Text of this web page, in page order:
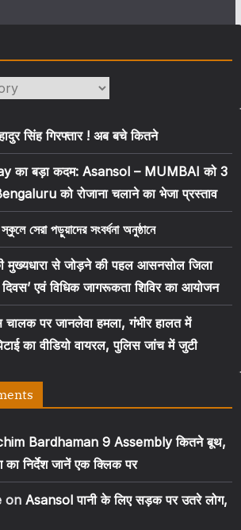
सिंह गिरफ्तार ! अब बचे कितने
का बड़ा कदम: Asansol – MUMBAI को 3
को रोजाना चलाने का भेजा प्रस्ताव
সেরা পড়ুয়াদের সংবর্ধনা অনুষ্ঠানে
मुख्यधारा से जोड़ने की पहल आसनसोल जिला
दिवस’ एवं विधिक जागरूकता शिविर का आयोजन
चालक पर जानलेवा हमला, गंभीर हालत में
का वीडियो वायरल, पुलिस जांच में जुटी
Bardhaman 9 Assembly कितने बूथ,
का निर्देश जानें एक क्लिक पर
on Asansol पानी के लिए सड़क पर उतरे लोग,